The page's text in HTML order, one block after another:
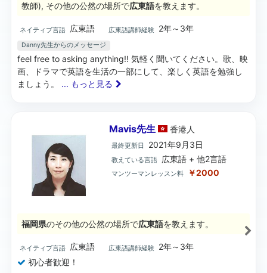
教師), その他の公然の場所で広東語を教えます。
ネイティブ言語 広東語 広東語講師経験 2年～3年
Danny先生からのメッセージ
feel free to asking anything!! 気軽く聞いてください。歌、映
画、ドラマで英語を生活の一部にして、楽しく英語を勉強し
ましょう。 ... もっと見る
Mavis先生 香港人
最終更新日 2021年9月3日
教えている言語 広東語 + 他2言語
マンツーマンレッスン料 ￥2000
福岡県のその他の公然の場所で広東語を教えます。
ネイティブ言語 広東語 広東語講師経験
2年～3年
初心者歓迎！